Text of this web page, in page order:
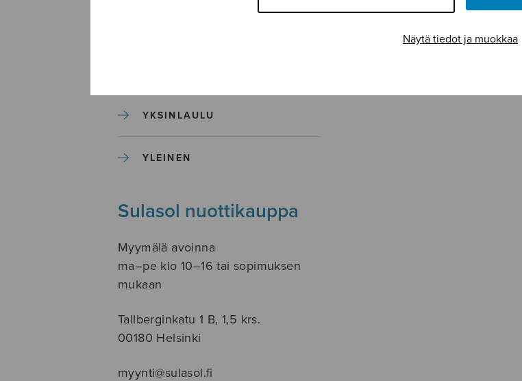
Näytä tiedot ja muokkaa
YKSINLAULU
YLEINEN
Sulasol nuottikauppa
Myymälä avoinna
ma–pe klo 10–16 tai sopimuksen
mukaan
Tallberginkatu 1 B, 1,5 krs.
00180 Helsinki
myynti@sulasol.fi